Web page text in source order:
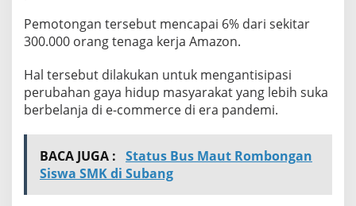
Pemotongan tersebut mencapai 6% dari sekitar
300.000 orang tenaga kerja Amazon.
Hal tersebut dilakukan untuk mengantisipasi
perubahan gaya hidup masyarakat yang lebih suka
berbelanja di e-commerce di era pandemi.
BACA JUGA : Status Bus Maut Rombongan
Siswa SMK di Subang